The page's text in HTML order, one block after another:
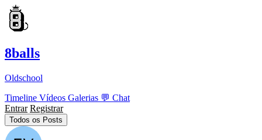
8balls
Oldschool
Timeline Vídeos Galerias 💬 Chat
Entrar Registrar
Todos os Posts